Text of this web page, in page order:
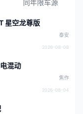
同年限车源
星空龙尊版
泰安
2026-08-08
混动
焦作
2026-08-04